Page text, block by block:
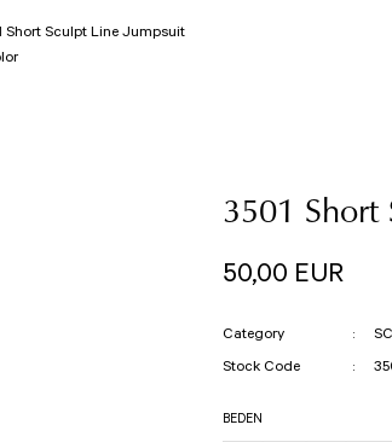
3501 Short
50,00 EUR
Category
Stock Code
BEDEN